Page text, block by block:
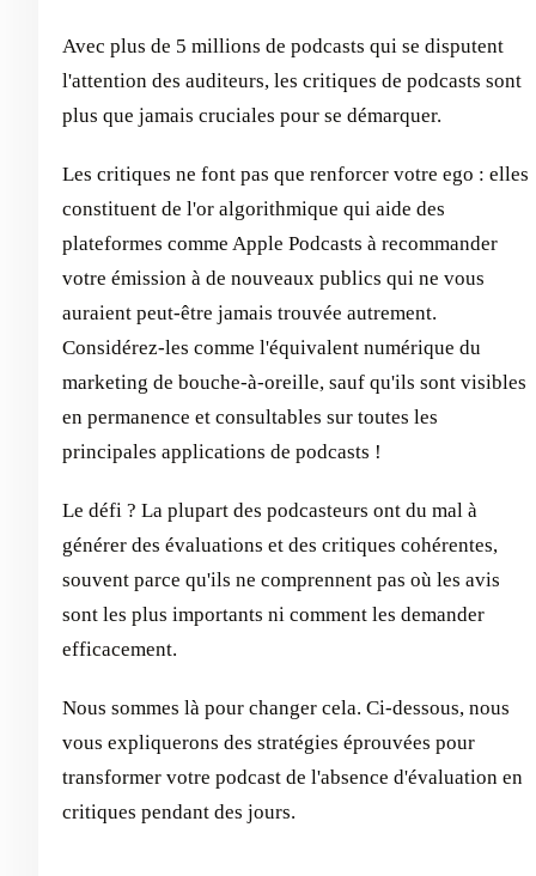
Avec plus de 5 millions de podcasts qui se disputent
l'attention des auditeurs, les critiques de podcasts sont
plus que jamais cruciales pour se démarquer.
Les critiques ne font pas que renforcer votre ego : elles
constituent de l'or algorithmique qui aide des
plateformes comme Apple Podcasts à recommander
votre émission à de nouveaux publics qui ne vous
auraient peut-être jamais trouvée autrement.
Considérez-les comme l'équivalent numérique du
marketing de bouche-à-oreille, sauf qu'ils sont visibles
en permanence et consultables sur toutes les
principales applications de podcasts !
Le défi ? La plupart des podcasteurs ont du mal à
générer des évaluations et des critiques cohérentes,
souvent parce qu'ils ne comprennent pas où les avis
sont les plus importants ni comment les demander
efficacement.
Nous sommes là pour changer cela. Ci-dessous, nous
vous expliquerons des stratégies éprouvées pour
transformer votre podcast de l'absence d'évaluation en
critiques pendant des jours.